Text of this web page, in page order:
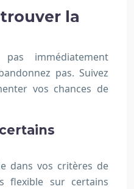
la
immédiatement
pas. Suivez
vos chances de
dans vos critères de
flexible sur certains